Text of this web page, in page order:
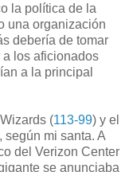
la política de la
una organización
debería de tomar
los aficionados
a la principal
(113-99) y el
mi santa. A
del Verizon Center
se anunciaba